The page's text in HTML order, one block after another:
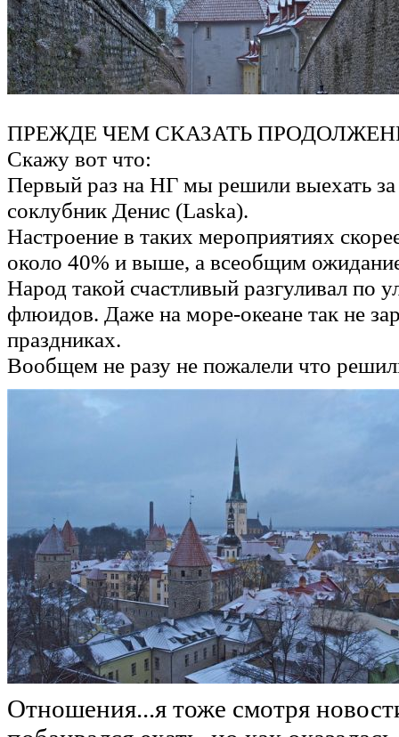
ПРЕЖДЕ ЧЕМ СКАЗАТЬ
Скажу вот что:
Первый раз на НГ мы решили выехать
соклубник Денис (Laska).
Настроение в таких мероприятиях
около 40% и выше, а всеобщим
Народ такой счастливый разгуливал по
флюидов. Даже на море-океане так не
праздниках.
Вообщем не разу не пожалели что
Отношения...я тоже смотря